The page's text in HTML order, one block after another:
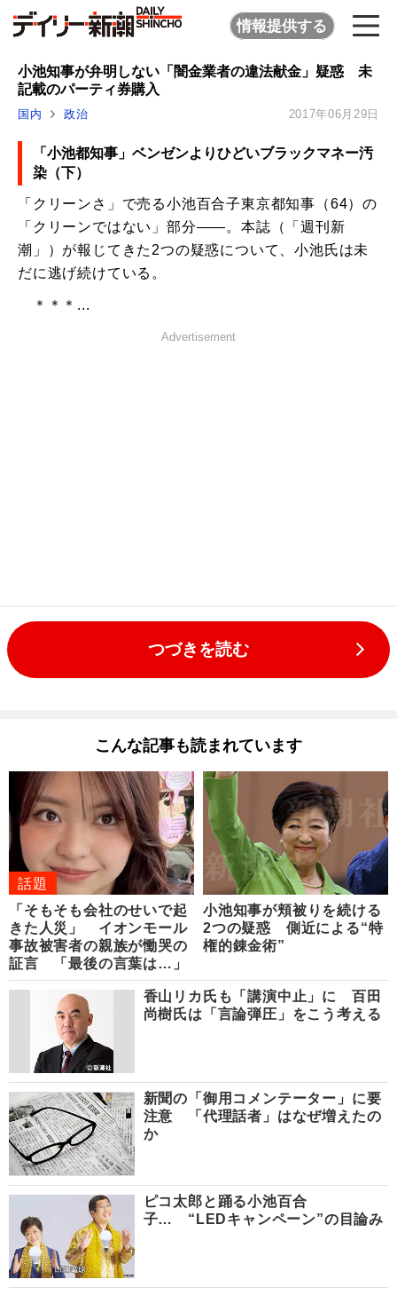
情報提供する
小池知事が弁明しない「闇金業者の違法献金」疑惑 未
記載のパーティ券購入
国内 政治 2017年06月29日
「小池都知事」ベンゼンよりひどいブラックマネー汚
染（下）
「クリーンさ」で売る小池百合子東京都知事（64）の
「クリーンではない」部分――。本誌（「週刊新
潮」）が報じてきた2つの疑惑について、小池氏は未
だに逃げ続けている。
＊＊＊...
Advertisement
つづきを読む
こんな記事も読まれています
話題
「そもそも会社のせいで起
きた人災」 イオンモール
事故被害者の親族が慟哭の
証言 「最後の言葉は…」
小池知事が頬被りを続ける
2つの疑惑 側近による“特
権的錬金術”
香山リカ氏も「講演中止」に 百田
尚樹氏は「言論弾圧」をこう考える
新聞の「御用コメンテーター」に要
注意 「代理話者」はなぜ増えたの
か
ピコ太郎と踊る小池百合
子… “LEDキャンペーン”の目論み